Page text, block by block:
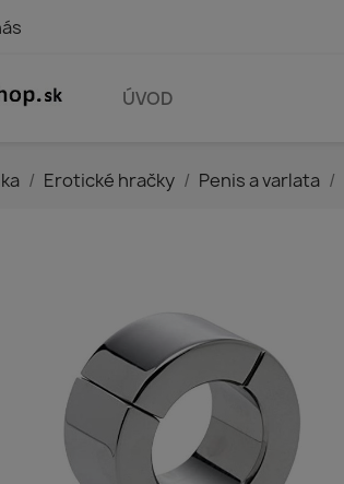
ÚVOD
Erotické hračky Penis a varlata